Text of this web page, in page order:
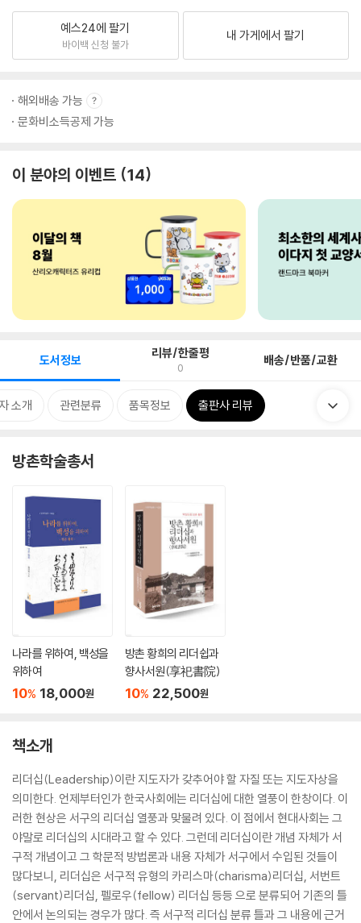
예스24에 팔기
바이백 신청 불가
내 가게에서 팔기
해외배송 가능
문화비소득공제 가능
이 분야의 이벤트 14
도서정보 리뷰/한줄평
0 배송/반품/교환
소개 관련분류 품목정보 출판사 리뷰
방촌학술총서
나라를 위하여, 백성을
위하여
10% 18,000원
방촌 황희의 리더쉽과
향사서원(享祀書院)
10% 22,500원
책소개
리더십(Leadership)이란 지도자가 갖추어야 할 자질 또는 지도자상을
의미한다. 언제부터인가 한국사회에는 리더십에 대한 열풍이 한창이다. 이
러한 현상은 서구의 리더십 열풍과 맞물려 있다. 이 점에서 현대사회는 그
야말로 리더십의 시대라고 할 수 있다. 그런데 리더십이란 개념 자체가 서
구적 개념이고 그 학문적 방법론과 내용 자체가 서구에서 수입된 것들이
많다보니, 리더십은 서구적 유형의 카리스마(charisma)리더십, 서번트
(servant)리더십, 펠로우(fellow) 리더십 등등 으로 분류되어 기존의 틀
안에서 논의되는 경우가 많다. 즉 서구적 리더십 분류 틀과 그 내용에 근거